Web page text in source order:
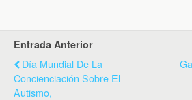
Entrada Anterior
Día Mundial De La
Concienciación Sobre El
Autismo,